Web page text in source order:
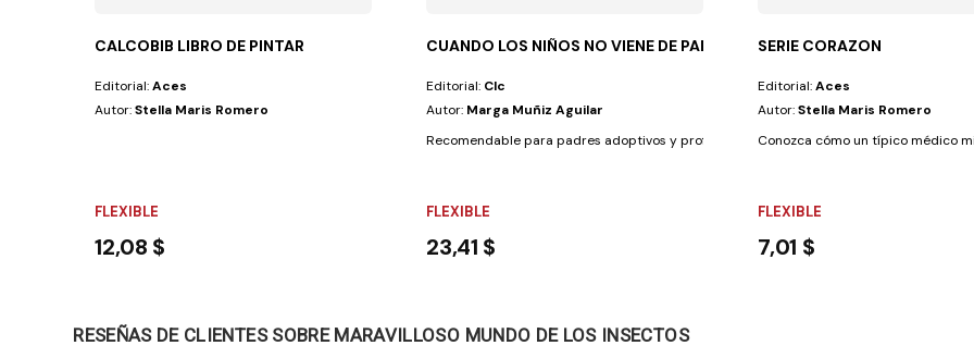
CALCOBIB LIBRO DE PINTAR
Editorial:Aces
Autor:Stella Maris Romero
FLEXIBLE
12,08 $
CUANDO LOS NIÑOS NO VIENE DE PARIS
Editorial: Clc
Autor: Marga Muñiz Aguilar
Recomendable para padres adoptivos y profesionales de la adopción, esta guía...
FLEXIBLE
23,41 $
SERIE CORAZON
Editorial:Aces
Autor:Stella Maris Romero
Conozca cómo un típico médico
FLEXIBLE
7,01 $
RESEÑAS DE CLIENTES SOBRE MARAVILLOSO MUNDO DE LOS INSECTOS